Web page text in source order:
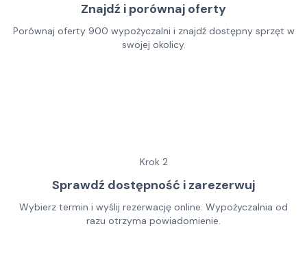
Znajdź i porównaj oferty
Porównaj oferty 900 wypożyczalni i znajdź dostępny sprzęt w
swojej okolicy.
Krok 2
Sprawdź dostępność i zarezerwuj
Wybierz termin i wyślij rezerwację online. Wypożyczalnia od
razu otrzyma powiadomienie.